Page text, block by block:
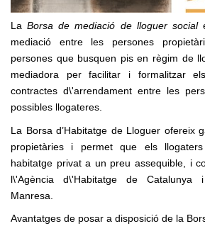
LaBorsa de mediació de lloguer social
mediació entre les persones
persones que busquen pis en règim de
mediadora per facilitar i formalitzar
contractes d\'arrendament entre les
possibles llogateres.
La Borsa d’Habitatge de Lloguer ofereix
propietàries i permet que els
habitatge privat a un preu assequible, i
l\'Agència d\'Habitatge de
Manresa.
Avantatges de posar a disposició de la